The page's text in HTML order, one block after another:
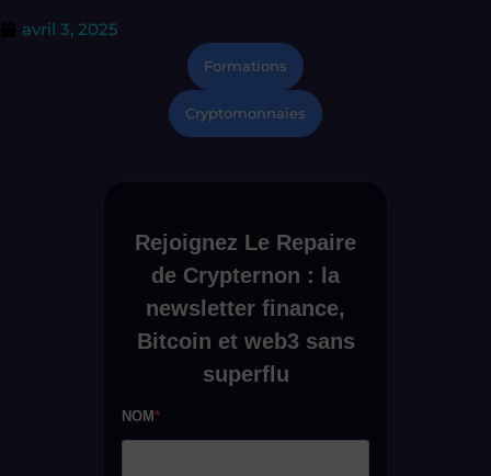
avril 3, 2025
Formations
Cryptomonnaies